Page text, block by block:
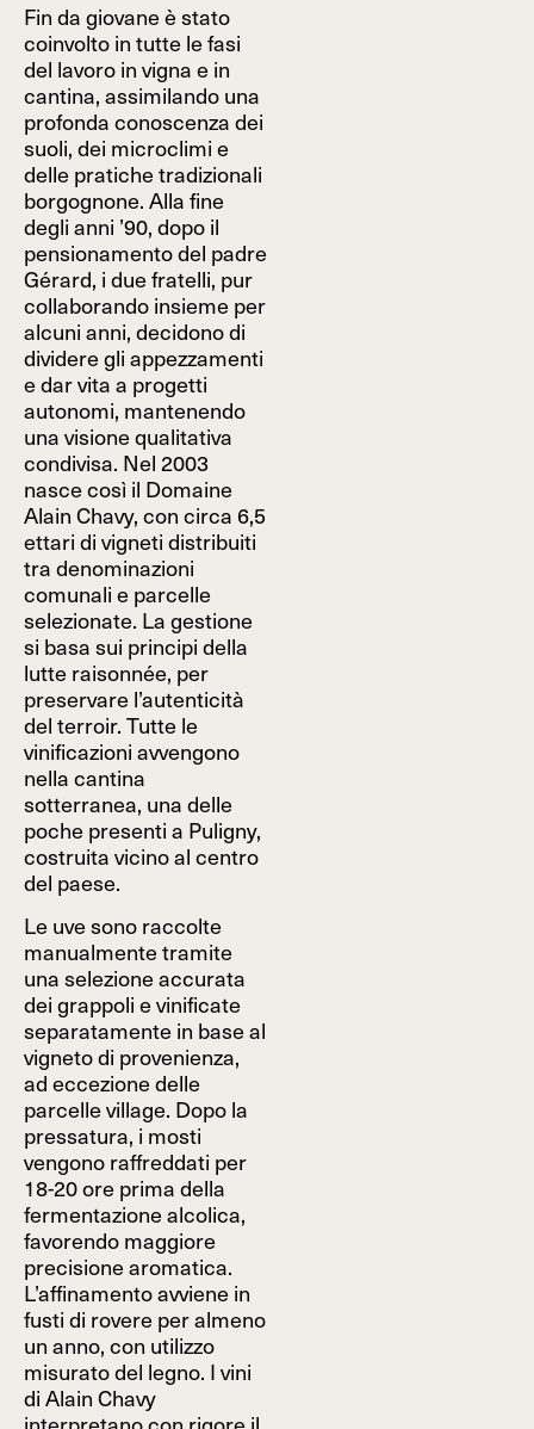
Fin da giovane è stato
coinvolto in tutte le fasi
del lavoro in vigna e in
cantina, assimilando una
profonda conoscenza dei
suoli, dei microclimi e
delle pratiche tradizionali
borgognone. Alla fine
degli anni ’90, dopo il
pensionamento del padre
Gérard, i due fratelli, pur
collaborando insieme per
alcuni anni, decidono di
dividere gli appezzamenti
e dar vita a progetti
autonomi, mantenendo
una visione qualitativa
condivisa. Nel 2003
nasce così il Domaine
Alain Chavy, con circa 6,5
ettari di vigneti distribuiti
tra denominazioni
comunali e parcelle
selezionate. La gestione
si basa sui principi della
lutte raisonnée, per
preservare l’autenticità
del terroir. Tutte le
vinificazioni avvengono
nella cantina
sotterranea, una delle
poche presenti a Puligny,
costruita vicino al centro
del paese.
Le uve sono raccolte
manualmente tramite
una selezione accurata
dei grappoli e vinificate
separatamente in base al
vigneto di provenienza,
ad eccezione delle
parcelle village. Dopo la
pressatura, i mosti
vengono raffreddati per
18-20 ore prima della
fermentazione alcolica,
favorendo maggiore
precisione aromatica.
L’affinamento avviene in
fusti di rovere per almeno
un anno, con utilizzo
misurato del legno. I vini
di Alain Chavy